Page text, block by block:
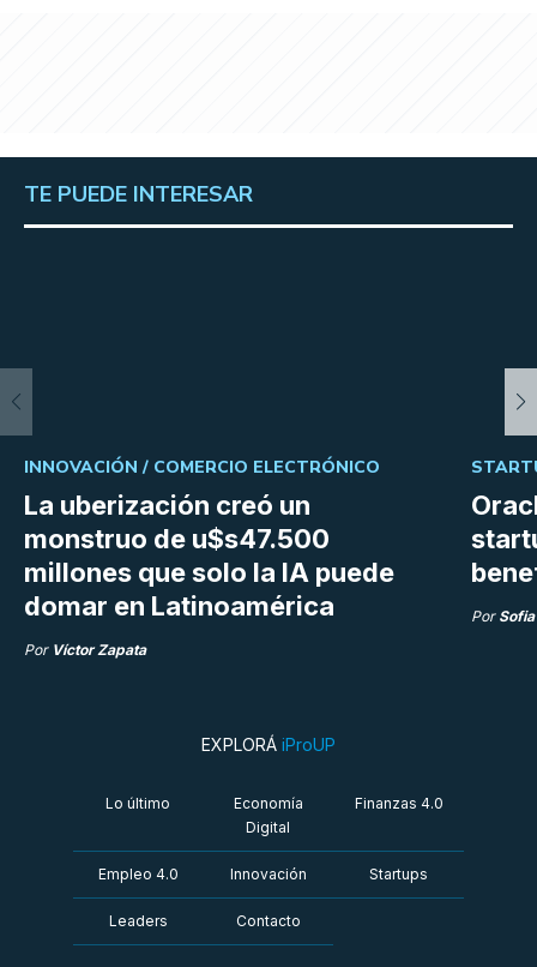
TE PUEDE INTERESAR
La uberización creó un
monstruo de u$s47.500
millones que solo la IA puede
domar en Latinoamérica
INNOVACIÓN / COMERCIO ELECTRÓNICO
Por Víctor Zapata
Por
EXPLORÁ iProUP
Lo último
Economía
Digital
Finanzas 4.0
Empleo 4.0 Innovación Startups
Leaders Contacto